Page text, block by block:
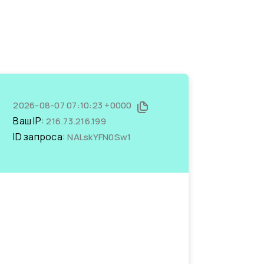
2026-08-07 07:10:23 +0000
Ваш IP:216.73.216.199
ID запроса:NALskYFN0Sw1